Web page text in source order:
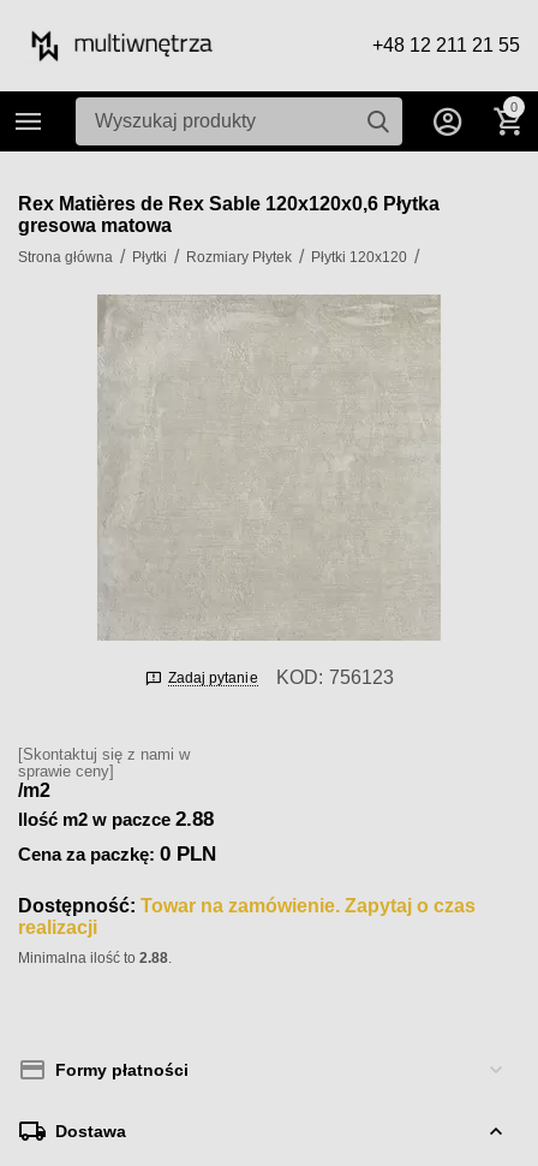
+48 12 211 21 55
0
Rex Matières de Rex Sable 120x120x0,6 Płytka
gresowa matowa
Strona główna / Płytki / Rozmiary Płytek / Płytki 120x120 /
Zadaj pytanie KOD: 756123
[Skontaktuj się z nami w
sprawie ceny]
/m2
Ilość m2 w paczce 2.88
Cena za paczkę:0 PLN
Dostępność: Towar na zamówienie. Zapytaj o czas
realizacji
Minimalna ilość to2.88.
Formy płatności
Dostawa